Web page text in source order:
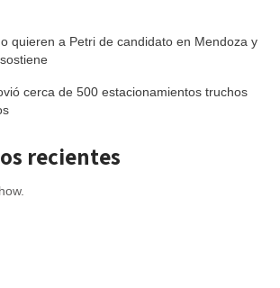
quieren a Petri de candidato en Mendoza y
cerca de 500 estacionamientos truchos
recientes